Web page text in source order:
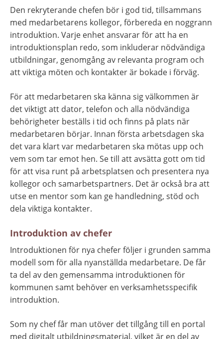
Den rekryterande chefen bör i god tid, tillsammans
med medarbetarens kollegor, förbereda en noggrann
introduktion. Varje enhet ansvarar för att ha en
introduktionsplan redo, som inkluderar nödvändiga
utbildningar, genomgång av relevanta program och
att viktiga möten och kontakter är bokade i förväg.
För att medarbetaren ska känna sig välkommen är
det viktigt att dator, telefon och alla nödvändiga
behörigheter beställs i tid och finns på plats när
medarbetaren börjar. Innan första arbetsdagen ska
det vara klart var medarbetaren ska mötas upp och
vem som tar emot hen. Se till att avsätta gott om tid
för att visa runt på arbetsplatsen och presentera nya
kollegor och samarbetspartners. Det är också bra att
utse en mentor som kan ge handledning, stöd och
dela viktiga kontakter.
Introduktion av chefer
Introduktionen för nya chefer följer i grunden samma
modell som för alla nyanställda medarbetare. De får
ta del av den gemensamma introduktionen för
kommunen samt behöver en verksamhetsspecifik
introduktion.
Som ny chef får man utöver det tillgång till en portal
med digitalt utbildningsmaterial, vilket är en del av